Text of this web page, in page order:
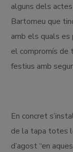
alguns dels
Bartomeu que
amb els quals es
el compromís de
festius amb
En concret
de la tapa totes
d’agost “en